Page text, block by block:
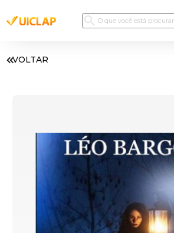
VOLTAR